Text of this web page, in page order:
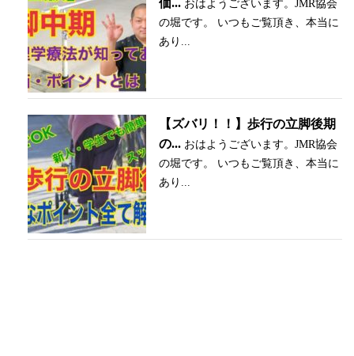
おはようございます。JMR協会
の堀です。 いつもご覧頂き、本当に
あり...
【ズバリ！！】歩行の立脚後期
の... おはようございます。JMR協会
の堀です。 いつもご覧頂き、本当に
あり...